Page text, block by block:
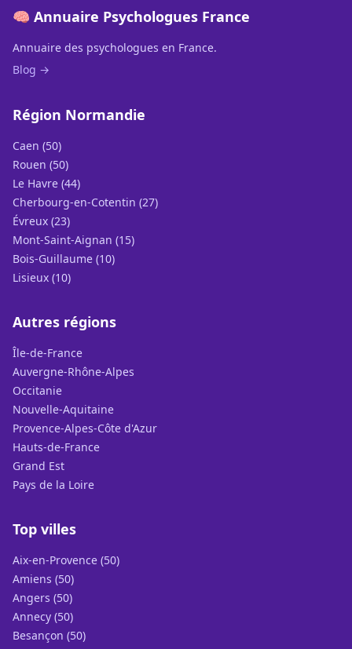
🧠 Annuaire Psychologues France
Annuaire des psychologues en France.
Blog →
Région Normandie
Caen (50)
Rouen (50)
Le Havre (44)
Cherbourg-en-Cotentin (27)
Évreux (23)
Mont-Saint-Aignan (15)
Bois-Guillaume (10)
Lisieux (10)
Autres régions
Île-de-France
Auvergne-Rhône-Alpes
Occitanie
Nouvelle-Aquitaine
Provence-Alpes-Côte d'Azur
Hauts-de-France
Grand Est
Pays de la Loire
Top villes
Aix-en-Provence (50)
Amiens (50)
Angers (50)
Annecy (50)
Besançon (50)